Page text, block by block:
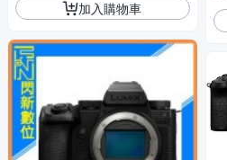
加入購物車